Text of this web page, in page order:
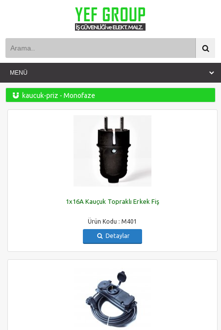
kaucuk-priz - Monofaze
1x16A Kauçuk Topraklı Erkek Fiş
Ürün Kodu : M401
Detaylar